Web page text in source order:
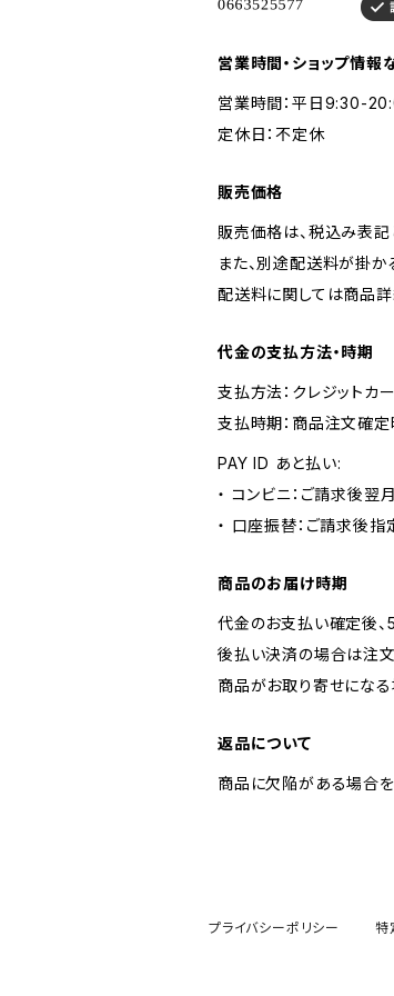
営業時間・ショップ情報
営業時間：平日9:30-
定休日：不定休
販売価格
販売価格は、税込み表記
また、別途配送料が掛か
配送料に関しては商品詳
代金の支払方法・時期
支払方法：クレジットカ
支払時期：商品注文確定
PAY ID あと払い:
・ コンビニ：ご請求後翌
・ 口座振替：ご請求後指
商品のお届け時期
代金のお支払い確定後、
後払い決済の場合は注文
商品がお取り寄せにな
返品について
商品に欠陥がある場合を
プライバシーポリシー 特